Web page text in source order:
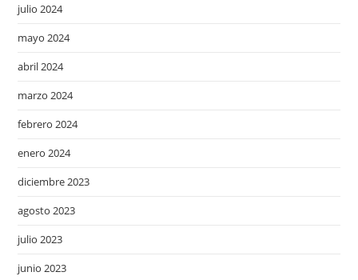
julio 2024
mayo 2024
abril 2024
marzo 2024
febrero 2024
enero 2024
diciembre 2023
agosto 2023
julio 2023
junio 2023